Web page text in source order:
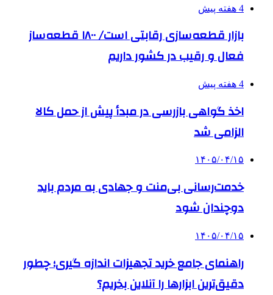
4 هفته پیش
بازار قطعه‌سازی رقابتی است/ ۱۸۰۰ قطعه‌ساز
فعال و رقیب در کشور داریم
4 هفته پیش
اخذ گواهی بازرسی در مبدأ پیش از حمل کالا
الزامی شد
۱۴۰۵/۰۴/۱۵
خدمت‌رسانی بی‌منت و جهادی به مردم باید
دوچندان شود
۱۴۰۵/۰۴/۱۵
راهنمای جامع خرید تجهیزات اندازه گیری؛ چطور
دقیق‌ترین ابزارها را آنلاین بخریم؟